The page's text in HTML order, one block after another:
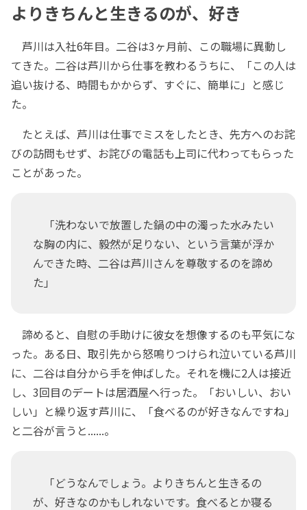
よりきちんと生きるのが、好き
芦川は入社6年目。二谷は3ヶ月前、この職場に異動し
てきた。二谷は芦川から仕事を教わるうちに、「この人は
追い抜ける、時間もかからず、すぐに、簡単に」と感じ
た。
たとえば、芦川は仕事でミスをしたとき、先方へのお詫
びの訪問もせず、お詫びの電話も上司に代わってもらった
ことがあった。
「洗わないで放置した鍋の中の濁った水みたい
な胸の内に、毅然が足りない、という言葉が浮か
んできた時、二谷は芦川さんを尊敬するのを諦め
た」
諦めると、自慰の手助けに彼女を想像するのも平気にな
った。ある日、取引先から怒鳴りつけられ泣いている芦川
に、二谷は自分から手を伸ばした。それを機に2人は接近
し、3回目のデートは居酒屋へ行った。「おいしい、おい
しい」と繰り返す芦川に、「食べるのが好きなんですね」
と二谷が言うと......。
「どうなんでしょう。よりきちんと生きるの
が、好きなのかもしれないです。食べるとか寝る